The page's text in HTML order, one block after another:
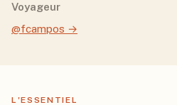
Voyageur
@fcampos →
L'ESSENTIEL